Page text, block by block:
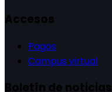
Accesos
Pagos
Campus virtual
Boletín de noticias